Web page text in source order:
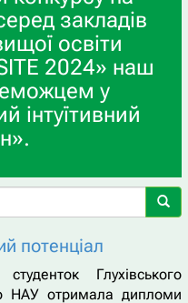
закладів
освіти
2024» наш
у
інтуїтивний
потенціал
Глухівського
НАУ отримала дипломи